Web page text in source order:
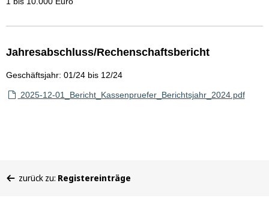
Jahresabschluss/Rechenschaftsbericht
Geschäftsjahr: 01/24 bis 12/24
2025-12-01_Bericht_Kassenpruefer_Berichtsjahr_2024.pdf
befinden
zurück zu: Registereinträge